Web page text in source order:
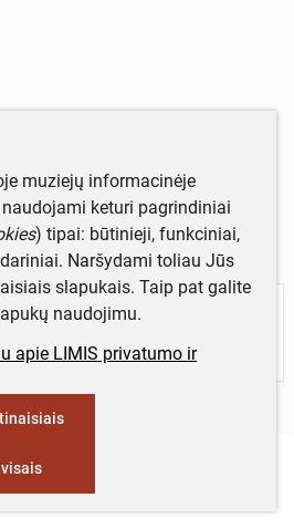
cm
apie objektą?
muziejų informacinėje
keturi pagrindiniai
) tipai: būtinieji, funkciniai,
Naršydami toliau Jūs
slapukais. Taip pat galite
naudojimu.
apie LIMIS privatumo ir
visais